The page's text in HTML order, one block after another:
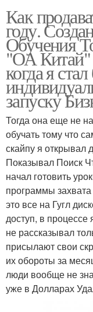
Как
году.
Обучения
"ОА Китай"
когда я
запуску
Тогда она еще не
обучать тому что
скайпу я открывал
Показывал Поиск
начал готовить
программы
это все на Гугл
доступ, в
не рассказывал
присылают свои
их обороты за
люди вообще не
уже в Долларах